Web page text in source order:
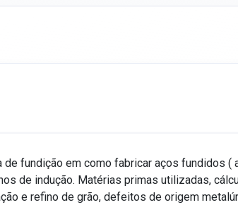
fundição em como fabricar aços fundidos (
de indução. Matérias primas utilizadas,
e refino de grão, defeitos de origem